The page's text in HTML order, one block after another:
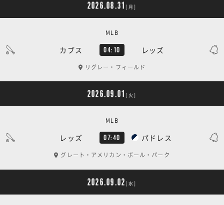
2026.08.31 [月]
カブス 04:10 レッズ
MLB
リグレー・フィールド
2026.09.01 [火]
レッズ 07:40 パドレス
MLB
グレート・アメリカン・ボール・パーク
2026.09.02 [水]